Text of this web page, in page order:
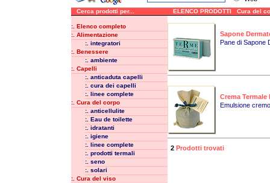
Cerca prodotti per...
:. Elenco completo
:. Alimentazione
:. integratori
:. Benessere
:. ambiente
:. Capelli
:. anticaduta capelli
:. cura dei capelli
:. linee complete
:. Cura del corpo
:. anticellulite
:. Eau de toilette
:. idratanti
:. igiene
:. linee complete
:. prodotti termali
:. seno
:. solari
:. Cura del viso
ELENCO PRODOTTI Cura del
Sapone
Pane di Sapone
Crema
Emulsione
2 Prodotti trovati